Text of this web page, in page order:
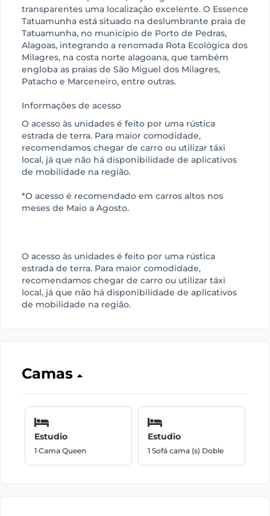
transparentes uma localização excelente. O Essence
Tatuamunha está situado na deslumbrante praia de
Tatuamunha, no município de Porto de Pedras,
Alagoas, integrando a renomada Rota Ecológica dos
Milagres, na costa norte alagoana, que também
engloba as praias de São Miguel dos Milagres,
Patacho e Marceneiro, entre outras.
Informações de acesso
O acesso às unidades é feito por uma rústica
estrada de terra. Para maior comodidade,
recomendamos chegar de carro ou utilizar táxi
local, já que não há disponibilidade de aplicativos
de mobilidade na região.
*O acesso é recomendado em carros altos nos
meses de Maio a Agosto.
O acesso às unidades é feito por uma rústica
estrada de terra. Para maior comodidade,
recomendamos chegar de carro ou utilizar táxi
local, já que não há disponibilidade de aplicativos
de mobilidade na região.
Camas
Estudio
1 Cama Queen
Estudio
1 Sofá cama (s) Doble